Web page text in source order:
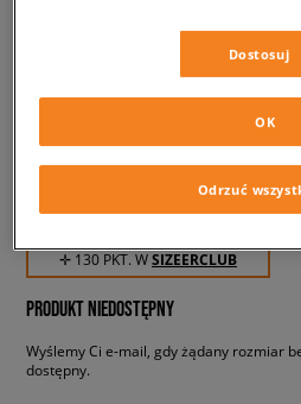
DICKIES KOSZULA EVANSVILLE
LS
129,99 zł z VAT
✛ 130 PKT. WSIZEERCLUB
PRODUKT NIEDOSTĘPNY
Wyślemy Ci e-mail, gdy żądany rozmiar
dostępny.
Dostosuj
Odrzuć
OK